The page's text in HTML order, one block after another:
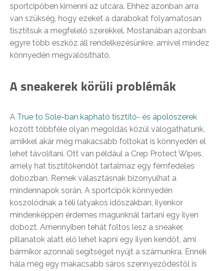
sportcipőben kimenni az utcára. Ehhez azonban arra
van szükség, hogy ezeket a darabokat folyamatosan
tisztítsuk a megfelelő szerekkel. Mostanában azonban
egyre több eszköz áll rendelkezésünkre, amivel mindez
könnyedén megvalósítható.
A sneakerek körüli problémák
A True to Sole-ban kapható tisztító- és ápolószerek
között többféle olyan megoldás közül válogathatunk,
amikkel akár még makacsabb foltokat is könnyedén el
lehet távolítani. Ott van például a Crep Protect Wipes,
amely hat tisztítókendőt tartalmaz egy fémfedeles
dobozban. Remek választásnak bizonyulhat a
mindennapok során. A sportcipők könnyedén
koszolódnak a téli latyakos időszakban, ilyenkor
mindenképpen érdemes magunknál tartani egy ilyen
dobozt. Amennyiben tehát foltos lesz a sneaker,
pillanatok alatt elő lehet kapni egy ilyen kendőt, ami
bármikor azonnali segítséget nyújt a számunkra. Ennek
hála még egy makacsabb sáros szennyeződéstől is